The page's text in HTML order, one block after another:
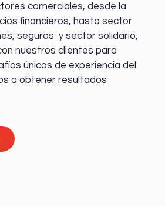
comerciales, desde la
financieros, hasta sector
seguros y sector solidario,
nuestros clientes para
únicos de experiencia del
a obtener resultados